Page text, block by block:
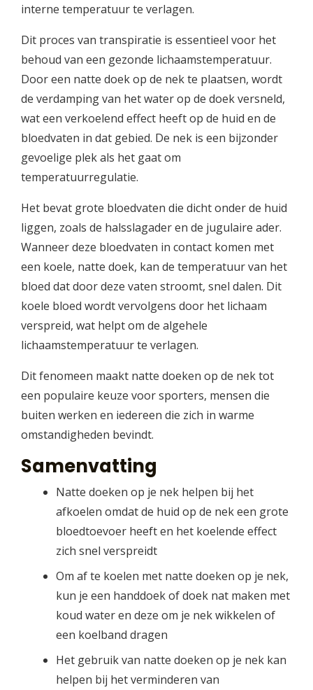
interne temperatuur te verlagen.
Dit proces van transpiratie is essentieel voor het
behoud van een gezonde lichaamstemperatuur.
Door een natte doek op de nek te plaatsen, wordt
de verdamping van het water op de doek versneld,
wat een verkoelend effect heeft op de huid en de
bloedvaten in dat gebied. De nek is een bijzonder
gevoelige plek als het gaat om
temperatuurregulatie.
Het bevat grote bloedvaten die dicht onder de huid
liggen, zoals de halsslagader en de jugulaire ader.
Wanneer deze bloedvaten in contact komen met
een koele, natte doek, kan de temperatuur van het
bloed dat door deze vaten stroomt, snel dalen. Dit
koele bloed wordt vervolgens door het lichaam
verspreid, wat helpt om de algehele
lichaamstemperatuur te verlagen.
Dit fenomeen maakt natte doeken op de nek tot
een populaire keuze voor sporters, mensen die
buiten werken en iedereen die zich in warme
omstandigheden bevindt.
Samenvatting
Natte doeken op je nek helpen bij het
afkoelen omdat de huid op de nek een grote
bloedtoevoer heeft en het koelende effect
zich snel verspreidt
Om af te koelen met natte doeken op je nek,
kun je een handdoek of doek nat maken met
koud water en deze om je nek wikkelen of
een koelband dragen
Het gebruik van natte doeken op je nek kan
helpen bij het verminderen van